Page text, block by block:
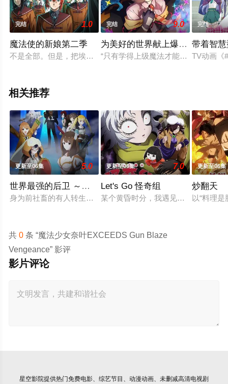
完结 1.0
魔法使的新娘第二季
不是全部。但是，把埃利亚斯说:能够接受自己的千世。迦太基
完结 9.0
为美好的世界献上爆焰！
“只有学得上级魔法才能独当一面。
完结
带着智
TV动画《
相关推荐
更新至06集 5.0
世界最强的后卫 ～迷宫国的新人探索者～
身为前社畜的有人转生后担任起来路不明的职业『后卫』，但
更新至06集 7.0
Let's Go 怪奇组
某个黄昏时分，我遇见了专门恐吓人
更新至06集
炒翻天
以“料理
共 0条 “魔法少女奈叶EXCEEDS Gun Blaze
Vengeance” 影评
影片评论
星空影院提供热门免费电影、综艺节目、动漫动画、未删减高清电视剧